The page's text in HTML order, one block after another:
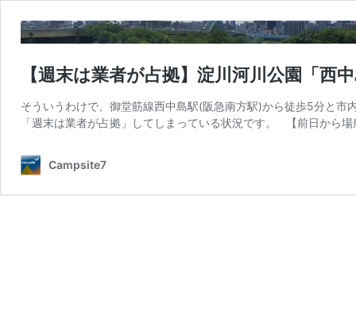
【週末は業者が占拠】淀川河川公園「
そういうわけで、御堂筋線西中島駅(阪急南方駅)から徒歩5分と
「週末は業者が占拠」してしまっている状況です。 【前日から
Campsite7